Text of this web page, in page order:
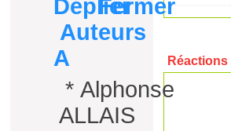
Auteurs
A
* Alphonse
ALLAIS